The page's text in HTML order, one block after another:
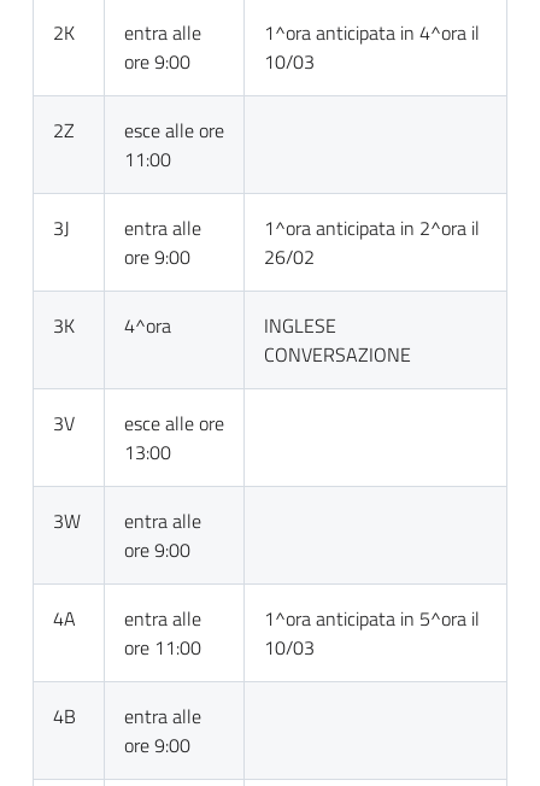
2K
entra alle
ore 9:00
1^ora anticipata in 4^ora il
10/03
2Z
esce alle ore
11:00
3J
entra alle
ore 9:00
1^ora anticipata in 2^ora il
26/02
3K 4^ora
INGLESE
CONVERSAZIONE
3V
esce alle ore
13:00
3W
entra alle
ore 9:00
4A
entra alle
ore 11:00
1^ora anticipata in 5^ora il
10/03
4B
entra alle
ore 9:00